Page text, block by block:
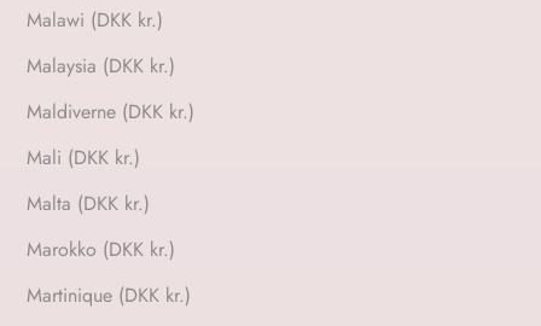
Malawi (DKK kr.)
Malaysia (DKK kr.)
Maldiverne (DKK kr.)
Mali (DKK kr.)
Malta (DKK kr.)
Marokko (DKK kr.)
Martinique (DKK kr.)